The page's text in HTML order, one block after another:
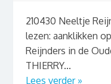
210430 Neeltje
lezen: aanklikken
Reijnders in de
THIERRY...
Lees verder »